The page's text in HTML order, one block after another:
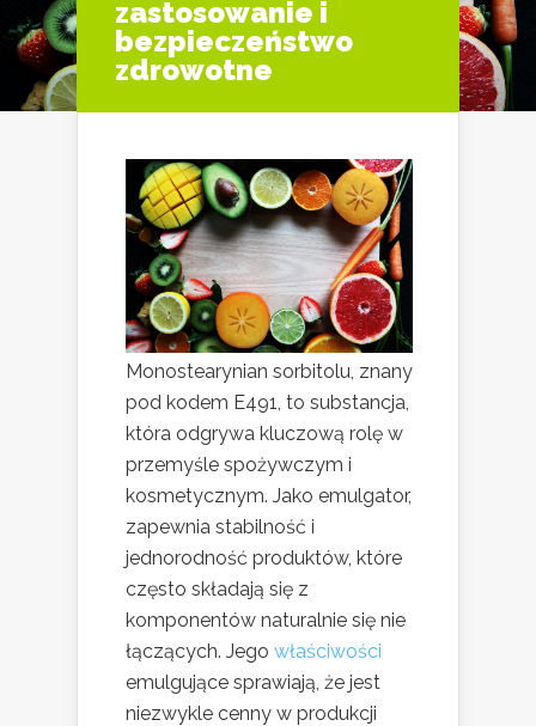
zastosowanie i
bezpieczeństwo
zdrowotne
Monostearynian sorbitolu, znany
pod kodem E491, to substancja,
która odgrywa kluczową rolę w
przemyśle spożywczym i
kosmetycznym. Jako emulgator,
zapewnia stabilność i
jednorodność produktów, które
często składają się z
komponentów naturalnie się nie
łączących. Jego właściwości
emulgujące sprawiają, że jest
niezwykle cenny w produkcji